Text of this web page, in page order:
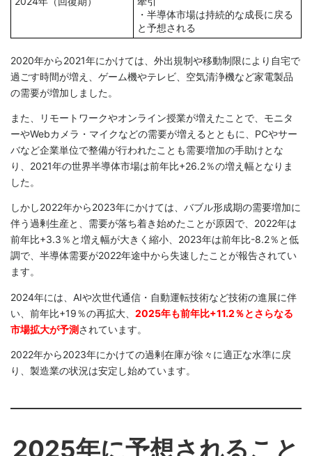
・半導体市場は持続的な成長に戻る
と予想される
2020年から2021年にかけては、外出規制や移動制限により自宅で
過ごす時間が増え、ゲーム機やテレビ、空気清浄機など家電製品
の需要が増加しました。
また、リモートワークやオンライン授業が増えたことで、モニタ
ーやWebカメラ・マイクなどの需要が増えるとともに、PCやサー
バなど企業単位で整備が行われたことも需要増加の手助けとな
り、2021年の世界半導体市場は前年比+26.2％の増え幅となりま
した。
しかし2022年から2023年にかけては、バブル形成期の需要増加に
伴う過剰生産と、需要が落ち着き始めたことが原因で、2022年は
前年比+3.3％と増え幅が大きく縮小、2023年は前年比-8.2％と低
調で、半導体需要が2022年途中から失速したことが報告されてい
ます。
2024年には、AIや次世代通信・自動運転技術など技術の進展に伴
い、前年比+19％の再拡大、 2025年も前年比+11.2％とさらなる
市場拡大が予測されています。
2022年から2023年にかけての過剰在庫が徐々に適正な水準に戻
り、製造業の状況は安定し始めています。
2025年に予想されること